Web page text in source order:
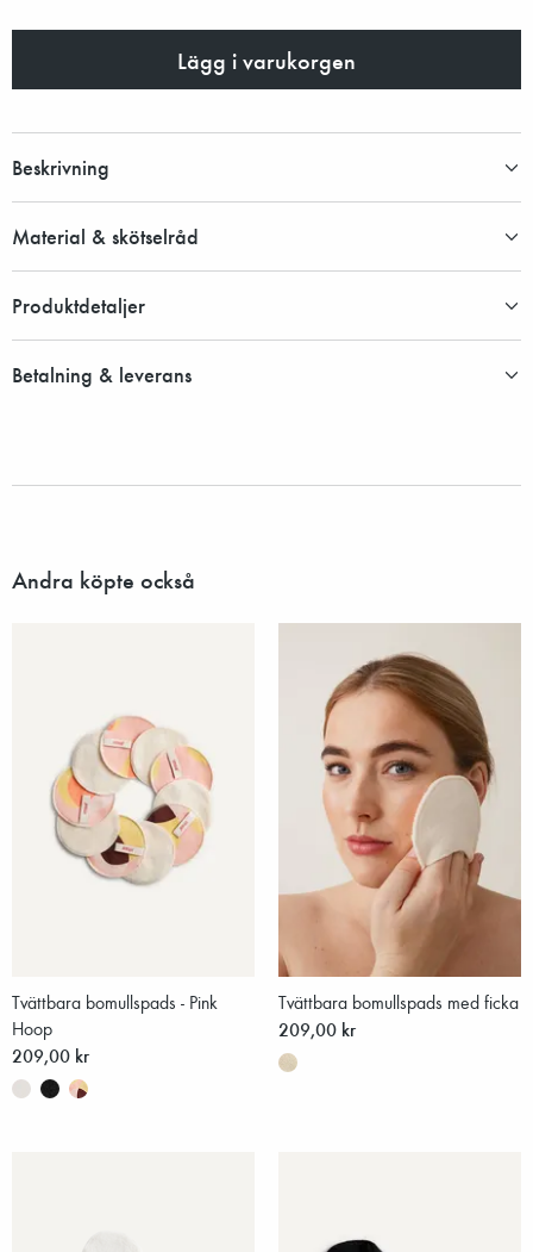
Lägg i varukorgen
Beskrivning
Material & skötselråd
Produktdetaljer
Betalning & leverans
Andra köpte också
Tvättbara bomullspads - Pink
Hoop
209,00 kr
Tvättbara bomullspads med ficka
209,00 kr